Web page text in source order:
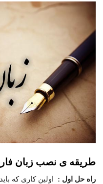
طریقه ی نصب زبان
راه حل اول :
اولین کاری که